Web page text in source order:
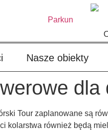
Nasze obiekty
Tour zaplanowane są
kolarstwa również będą